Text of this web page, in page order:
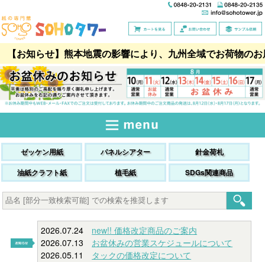
【お知らせ】熊本地震の影響により、九州全域でお荷物の
ゼッケン用紙 パネルシアター
針金荷札
油紙クラフト紙
植毛紙 SDGs関連商品
2026.07.24 new!! 価格改定商品のご案内
2026.07.13 お盆休みの営業スケジュールについて
2026.05.11 タックの価格改定について